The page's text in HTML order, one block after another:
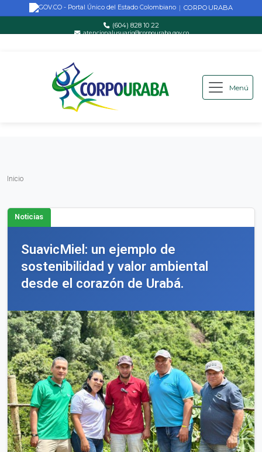
Saltar al contenido principal
| CORPOURABA
(604) 828 10 22
atencionalusuario@corpouraba.gov.co
Menú
Inicio
Noticias
SuavicMiel: un ejemplo de
sostenibilidad y valor ambiental
desde el corazón de Urabá.